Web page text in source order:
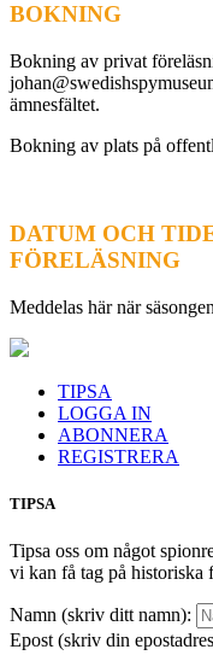
BOKNING
Bokning av privat
ämnesfältet.
Bokning av plats på
DATUM OCH
FÖRELÄSNING
Meddelas här när
TIPSA
LOGGA IN
ABONNERA
REGISTRERA
TIPSA
Tipsa oss om något
vi kan få tag på historiska
Namn (skriv ditt namn):
Epost (skriv din